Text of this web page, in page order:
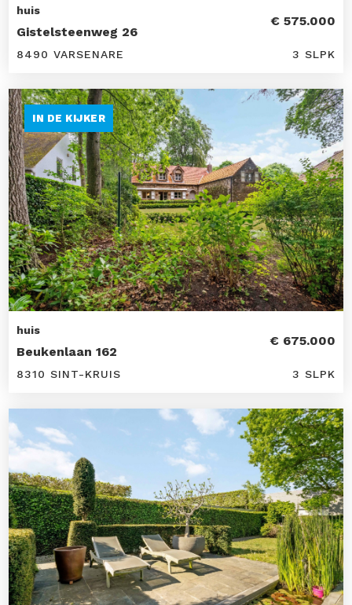
huis
Gistelsteenweg 26
€ 575.000
8490 VARSENARE 3 SLPK
IN DE KIJKER
huis
Beukenlaan 162
€ 675.000
8310 SINT-KRUIS 3 SLPK